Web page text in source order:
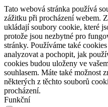
Tato webová stránka používá
zážitku při procházení webem.
ukládají soubory cookie, které
protože jsou nezbytné pro
stránky. Používáme také
analyzovat a pochopit, jak
cookies budou uloženy ve
souhlasem. Máte také možnost
některých z těchto souborů
procházení.
Funkční